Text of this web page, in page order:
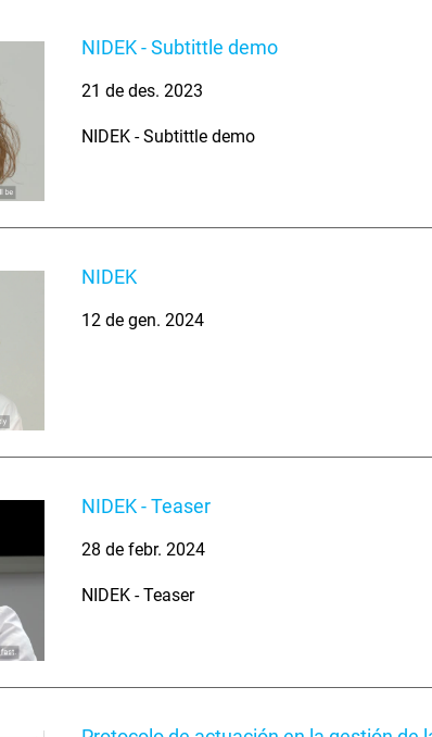
NIDEK - Subtittle demo
21 de des. 2023
NIDEK - Subtittle demo
NIDEK
12 de gen. 2024
NIDEK - Teaser
28 de febr. 2024
NIDEK - Teaser